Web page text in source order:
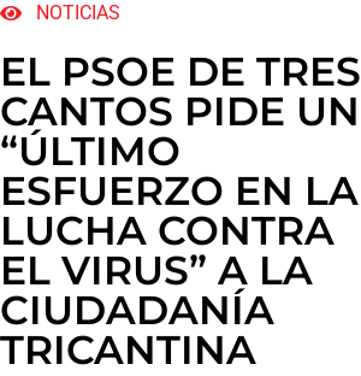
NOTICIAS
EL PSOE DE TRES
CANTOS PIDE UN
“ÚLTIMO
ESFUERZO EN LA
LUCHA CONTRA
EL VIRUS” A LA
CIUDADANÍA
TRICANTINA